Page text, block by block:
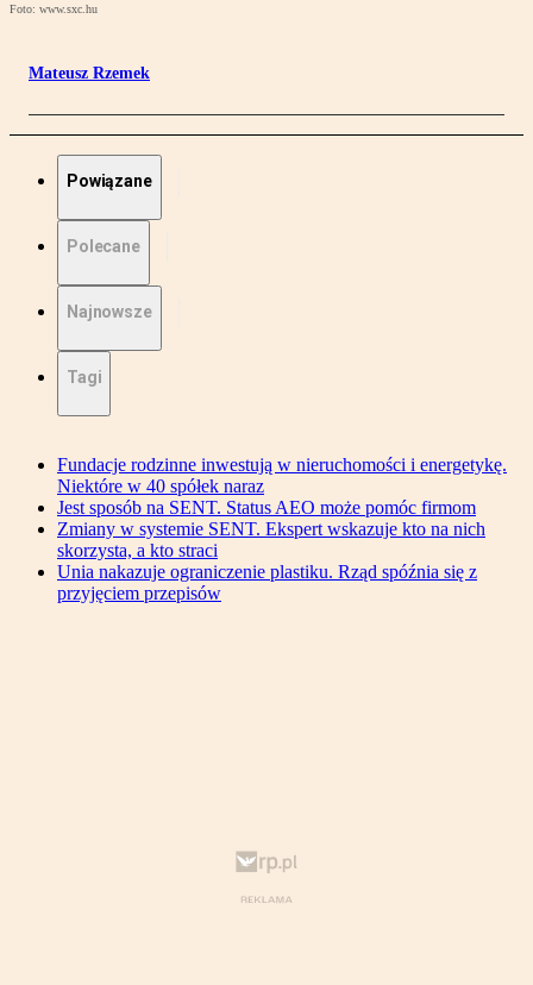
Foto: www.sxc.hu
Mateusz Rzemek
Powiązane
Polecane
Najnowsze
Tagi
Fundacje rodzinne inwestują w nieruchomości i energetykę.
Niektóre w 40 spółek naraz
Jest sposób na SENT. Status AEO może pomóc firmom
Zmiany w systemie SENT. Ekspert wskazuje kto na nich
skorzysta, a kto straci
Unia nakazuje ograniczenie plastiku. Rząd spóźnia się z
przyjęciem przepisów